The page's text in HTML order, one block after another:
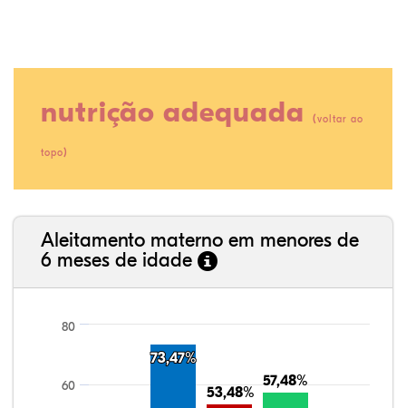
nutrição adequada (voltar ao
topo)
Aleitamento materno em menores de
6 meses de idade
73,47%
73,47%
53,48%
53,48%
57,48%
57,48%
60
80